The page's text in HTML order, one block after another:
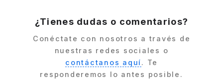
¿Tienes dudas o comentarios?
Conéctate con nosotros a través de
nuestras redes sociales o
contáctanos aquí. Te
responderemos lo antes posible.